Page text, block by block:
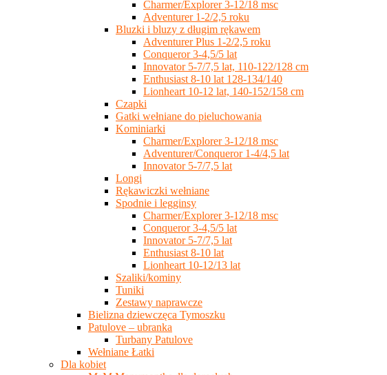
Charmer/Explorer 3-12/18 msc
Adventurer 1-2/2,5 roku
Bluzki i bluzy z długim rękawem
Adventurer Plus 1-2/2,5 roku
Conqueror 3-4,5/5 lat
Innovator 5-7/7,5 lat, 110-122/128 cm
Enthusiast 8-10 lat 128-134/140
Lionheart 10-12 lat, 140-152/158 cm
Czapki
Gatki wełniane do pieluchowania
Kominiarki
Charmer/Explorer 3-12/18 msc
Adventurer/Conqueror 1-4/4,5 lat
Innovator 5-7/7,5 lat
Longi
Rękawiczki wełniane
Spodnie i legginsy
Charmer/Explorer 3-12/18 msc
Conqueror 3-4,5/5 lat
Innovator 5-7/7,5 lat
Enthusiast 8-10 lat
Lionheart 10-12/13 lat
Szaliki/kominy
Tuniki
Zestawy naprawcze
Bielizna dziewczęca Tymoszku
Patulove – ubranka
Turbany Patulove
Wełniane Łatki
Dla kobiet